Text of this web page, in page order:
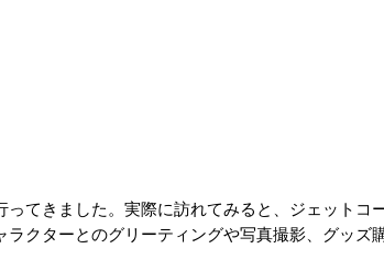
てきました。実際に訪れてみると、ジェットコ
クターとのグリーティングや写真撮影、グッズ